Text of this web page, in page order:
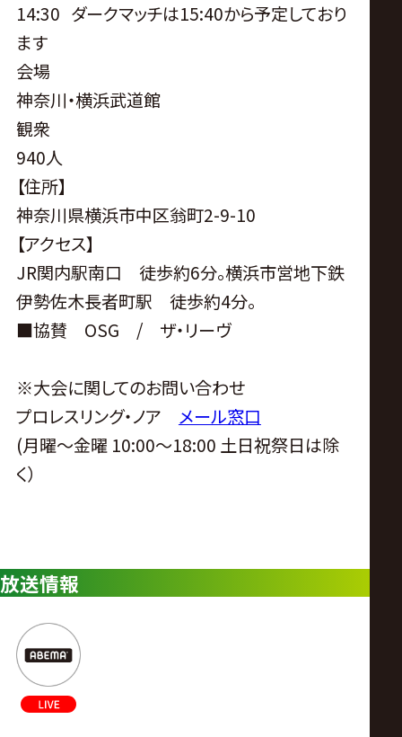
14:30 ダークマッチは15:40から予定しており
ます
会場
神奈川・横浜武道館
観衆
940人
【住所】
神奈川県横浜市中区翁町2-9-10
【アクセス】
JR関内駅南口 徒歩約6分。横浜市営地下鉄
伊勢佐木長者町駅 徒歩約4分。
■協賛 OSG / ザ・リーヴ
※大会に関してのお問い合わせ
プロレスリング・ノア メール窓口
(月曜〜金曜 10:00〜18:00 土日祝祭日は除
く）
放送情報